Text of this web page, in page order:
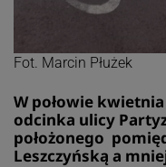
Fot. Marcin Płużek
W połowie
odcinka ulicy
położonego
Leszczyńską a